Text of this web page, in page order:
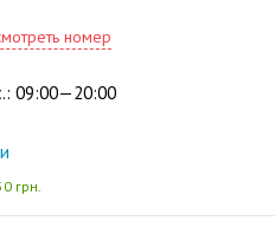
номер
09:00—20:00
грн.